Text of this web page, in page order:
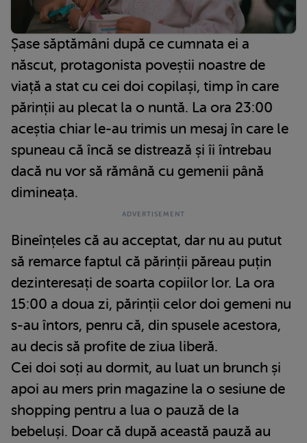
Șase săptămâni după ce cumnata ei a
născut, protagonista poveștii noastre de
viață a stat cu cei doi copilași, timp în care
părinții au plecat la o nuntă. La ora 23:00
aceștia chiar le-au trimis un mesaj în care le
spuneau că încă se distrează și îi întrebau
dacă nu vor să rămână cu gemenii până
dimineața.
Bineînțeles că au acceptat, dar nu au putut
să remarce faptul că părinții păreau puțin
dezinteresați de soarta copiilor lor. La ora
15:00 a doua zi, părinții celor doi gemeni nu
s-au întors, penru că, din spusele acestora,
au decis să profite de ziua liberă.
Cei doi soți au dormit, au luat un brunch și
apoi au mers prin magazine la o sesiune de
shopping pentru a lua o pauză de la
bebeluși. Doar că după această pauză au